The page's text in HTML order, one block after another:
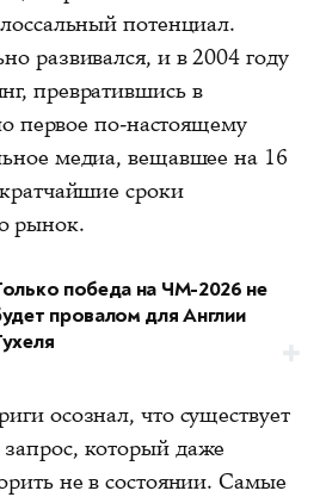
потенциал.
развивался, и в 2004 году
превратившись в
первое по-настоящему
медиа, вещавшее на 16
сроки
рынок.
победа на ЧМ-2026 не
провалом для Англии
осознал, что существует
который даже
не в состоянии. Самые